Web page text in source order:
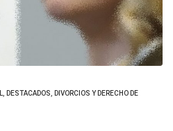
DESTACADOS
DIVORCIOS Y DERECHO DE